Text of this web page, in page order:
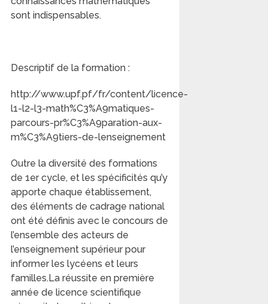
sont indispensables.
Descriptif de la formation :
http://www.upf.pf/fr/content/licence-
l1-l2-l3-math%C3%A9matiques-
parcours-pr%C3%A9paration-aux-
m%C3%A9tiers-de-lenseignement
Outre la diversité des formations
de 1er cycle, et les spécificités qu’y
apporte chaque établissement,
des éléments de cadrage national
ont été définis avec le concours de
l’ensemble des acteurs de
l’enseignement supérieur pour
informer les lycéens et leurs
familles.La réussite en première
année de licence scientifique